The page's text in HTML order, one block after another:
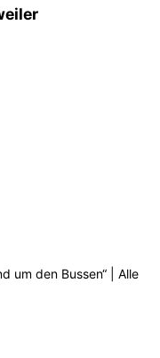
um den Bussen“ | Alle